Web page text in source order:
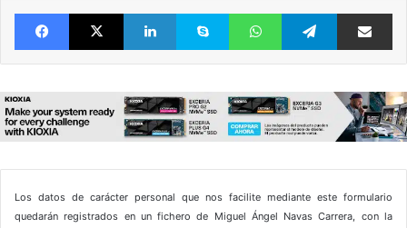
FacebookX LinkedIn Skype WhatsAppTelegram
Los datos de carácter personal que nos facilite mediante este formulario
quedarán registrados en un fichero de Miguel Ángel Navas Carrera, con la